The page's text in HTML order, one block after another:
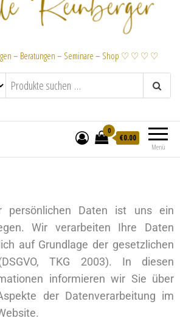
– Beratungen – Seminare – Shop ♡ ♡ ♡ ♡
Menü
0
€0.00
persönlichen Daten ist uns ein
Wir verarbeiten Ihre Daten
auf Grundlage der gesetzlichen
TKG 2003). In diesen
informieren wir Sie über
der Datenverarbeitung im